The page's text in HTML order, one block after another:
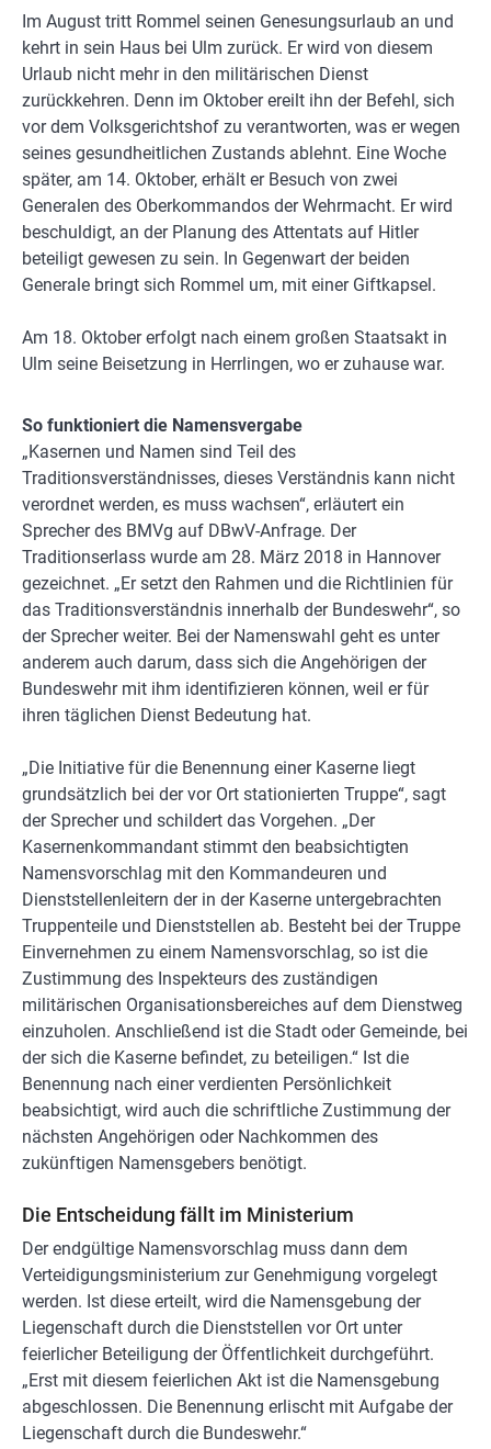
Im August tritt Rommel seinen Genesungsurlaub an und
kehrt in sein Haus bei Ulm zurück. Er wird von diesem
Urlaub nicht mehr in den militärischen Dienst
zurückkehren. Denn im Oktober ereilt ihn der Befehl, sich
vor dem Volksgerichtshof zu verantworten, was er wegen
seines gesundheitlichen Zustands ablehnt. Eine Woche
später, am 14. Oktober, erhält er Besuch von zwei
Generalen des Oberkommandos der Wehrmacht. Er wird
beschuldigt, an der Planung des Attentats auf Hitler
beteiligt gewesen zu sein. In Gegenwart der beiden
Generale bringt sich Rommel um, mit einer Giftkapsel.
Am 18. Oktober erfolgt nach einem großen Staatsakt in
Ulm seine Beisetzung in Herrlingen, wo er zuhause war.
So funktioniert die Namensvergabe
„Kasernen und Namen sind Teil des
Traditionsverständnisses, dieses Verständnis kann nicht
verordnet werden, es muss wachsen“, erläutert ein
Sprecher des BMVg auf DBwV-Anfrage. Der
Traditionserlass wurde am 28. März 2018 in Hannover
gezeichnet. „Er setzt den Rahmen und die Richtlinien für
das Traditionsverständnis innerhalb der Bundeswehr“, so
der Sprecher weiter. Bei der Namenswahl geht es unter
anderem auch darum, dass sich die Angehörigen der
Bundeswehr mit ihm identifizieren können, weil er für
ihren täglichen Dienst Bedeutung hat.
„Die Initiative für die Benennung einer Kaserne liegt
grundsätzlich bei der vor Ort stationierten Truppe“, sagt
der Sprecher und schildert das Vorgehen. „Der
Kasernenkommandant stimmt den beabsichtigten
Namensvorschlag mit den Kommandeuren und
Dienststellenleitern der in der Kaserne untergebrachten
Truppenteile und Dienststellen ab. Besteht bei der Truppe
Einvernehmen zu einem Namensvorschlag, so ist die
Zustimmung des Inspekteurs des zuständigen
militärischen Organisationsbereiches auf dem Dienstweg
einzuholen. Anschließend ist die Stadt oder Gemeinde, bei
der sich die Kaserne befindet, zu beteiligen.“ Ist die
Benennung nach einer verdienten Persönlichkeit
beabsichtigt, wird auch die schriftliche Zustimmung der
nächsten Angehörigen oder Nachkommen des
zukünftigen Namensgebers benötigt.
Die Entscheidung fällt im Ministerium
Der endgültige Namensvorschlag muss dann dem
Verteidigungsministerium zur Genehmigung vorgelegt
werden. Ist diese erteilt, wird die Namensgebung der
Liegenschaft durch die Dienststellen vor Ort unter
feierlicher Beteiligung der Öffentlichkeit durchgeführt.
„Erst mit diesem feierlichen Akt ist die Namensgebung
abgeschlossen. Die Benennung erlischt mit Aufgabe der
Liegenschaft durch die Bundeswehr.“